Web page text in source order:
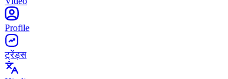
Profile
ट्रेंड्स